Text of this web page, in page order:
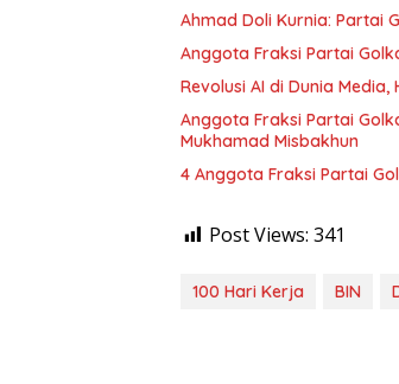
Ahmad Doli Kurnia: Partai
Anggota Fraksi Partai
Revolusi AI di Dunia
Anggota Fraksi Partai
Mukhamad Misbakhun
4 Anggota Fraksi Partai
Post Views: 341
100 Hari Kerja BIN